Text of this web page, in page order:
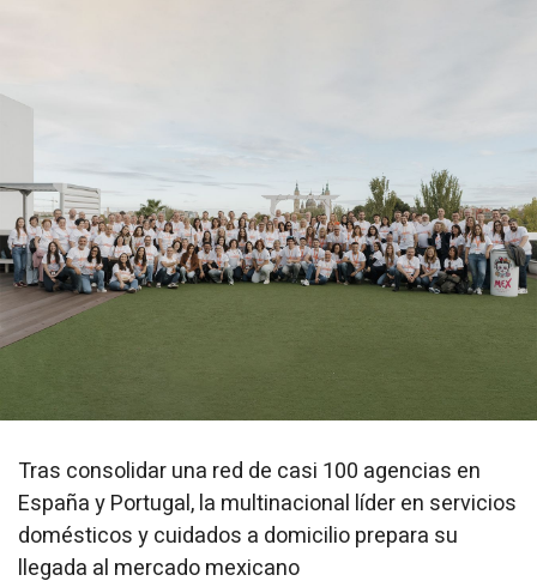
Tras consolidar una red de casi 100 agencias en
España y Portugal, la multinacional líder en servicios
domésticos y cuidados a domicilio prepara su
llegada al mercado mexicano